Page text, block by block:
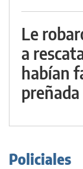
Le
a
habían
preñada
Policiales